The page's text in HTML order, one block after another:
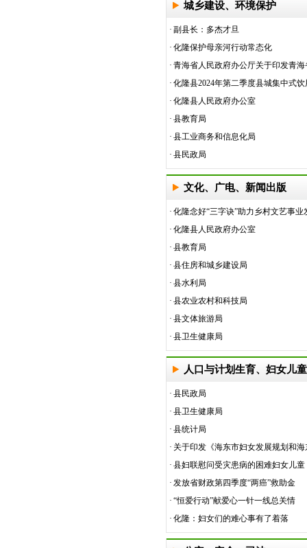
城乡建设、环境保护
· 副县长：多杰才旦
· 化隆保护母亲河行动常态化
· 青海省人民政府办公厅关于印发青
· 化隆县2024年第二季度县城集中式
· 化隆县人民政府办公室
· 县教育局
· 县工业商务和信息化局
· 县民政局
文化、广电、新闻出版
· 化隆念好“三字诀”助力乡村文艺事业
· 化隆县人民政府办公室
· 县教育局
· 县住房和城乡建设局
· 县水利局
· 县农业农村和科技局
· 县文体旅游局
· 县卫生健康局
人口与计划生育、妇女儿
· 县民政局
· 县卫生健康局
· 县统计局
· 关于印发《海东市妇女发展规划和
· 县妇联慰问受灾患病的困难妇女儿童
· 发放省财政第四季度“两癌”救助金
· “恒爱行动”献爱心一针一线总关情
· 化隆：妇女们的难心事有了着落